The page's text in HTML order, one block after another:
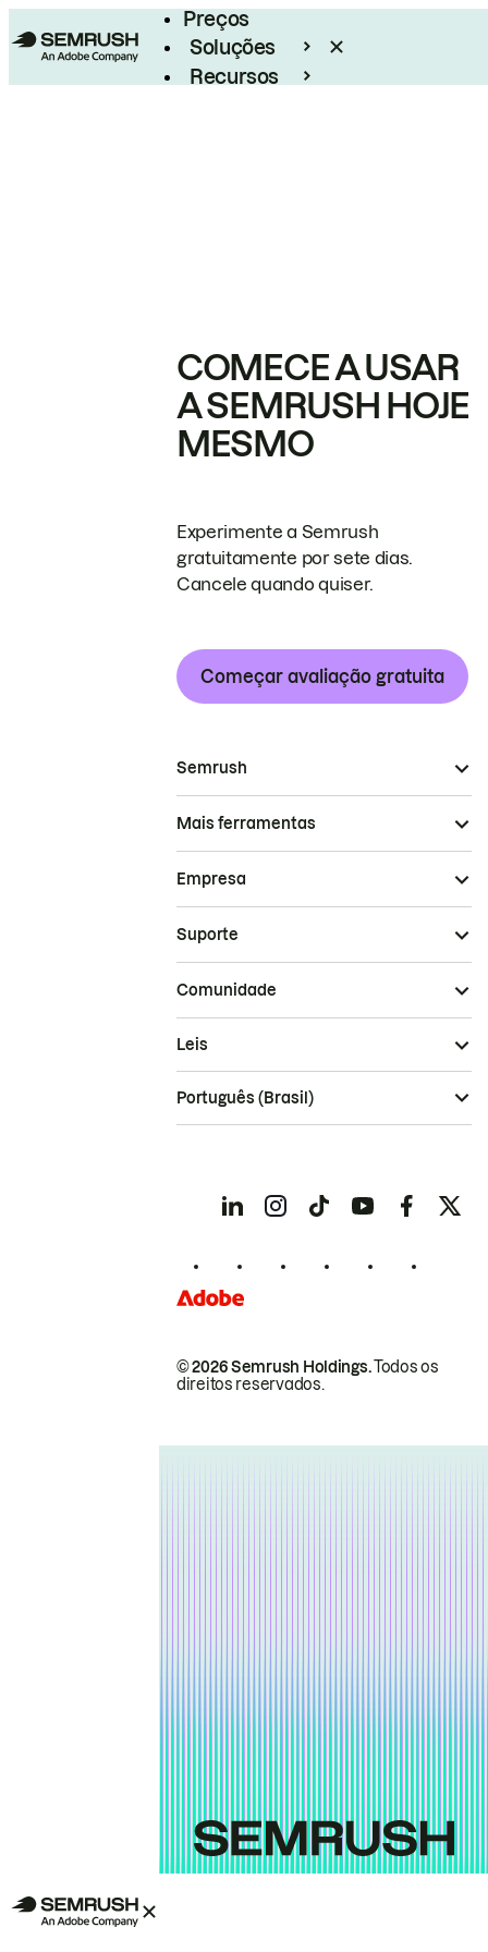
Preços
Soluções
Recursos
COMECE A USAR
A SEMRUSH HOJE
MESMO
Experimente a Semrush
gratuitamente por sete dias.
Cancele quando quiser.
Começar avaliação gratuita
Semrush
Mais ferramentas
Empresa
Suporte
Comunidade
© 2026 Semrush Holdings.Todos os
direitos reservados.
Leis
Português (Brasil)